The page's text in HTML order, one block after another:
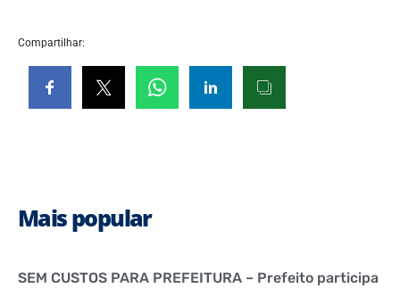
Compartilhar:
Mais popular
SEM CUSTOS PARA PREFEITURA – Prefeito participa